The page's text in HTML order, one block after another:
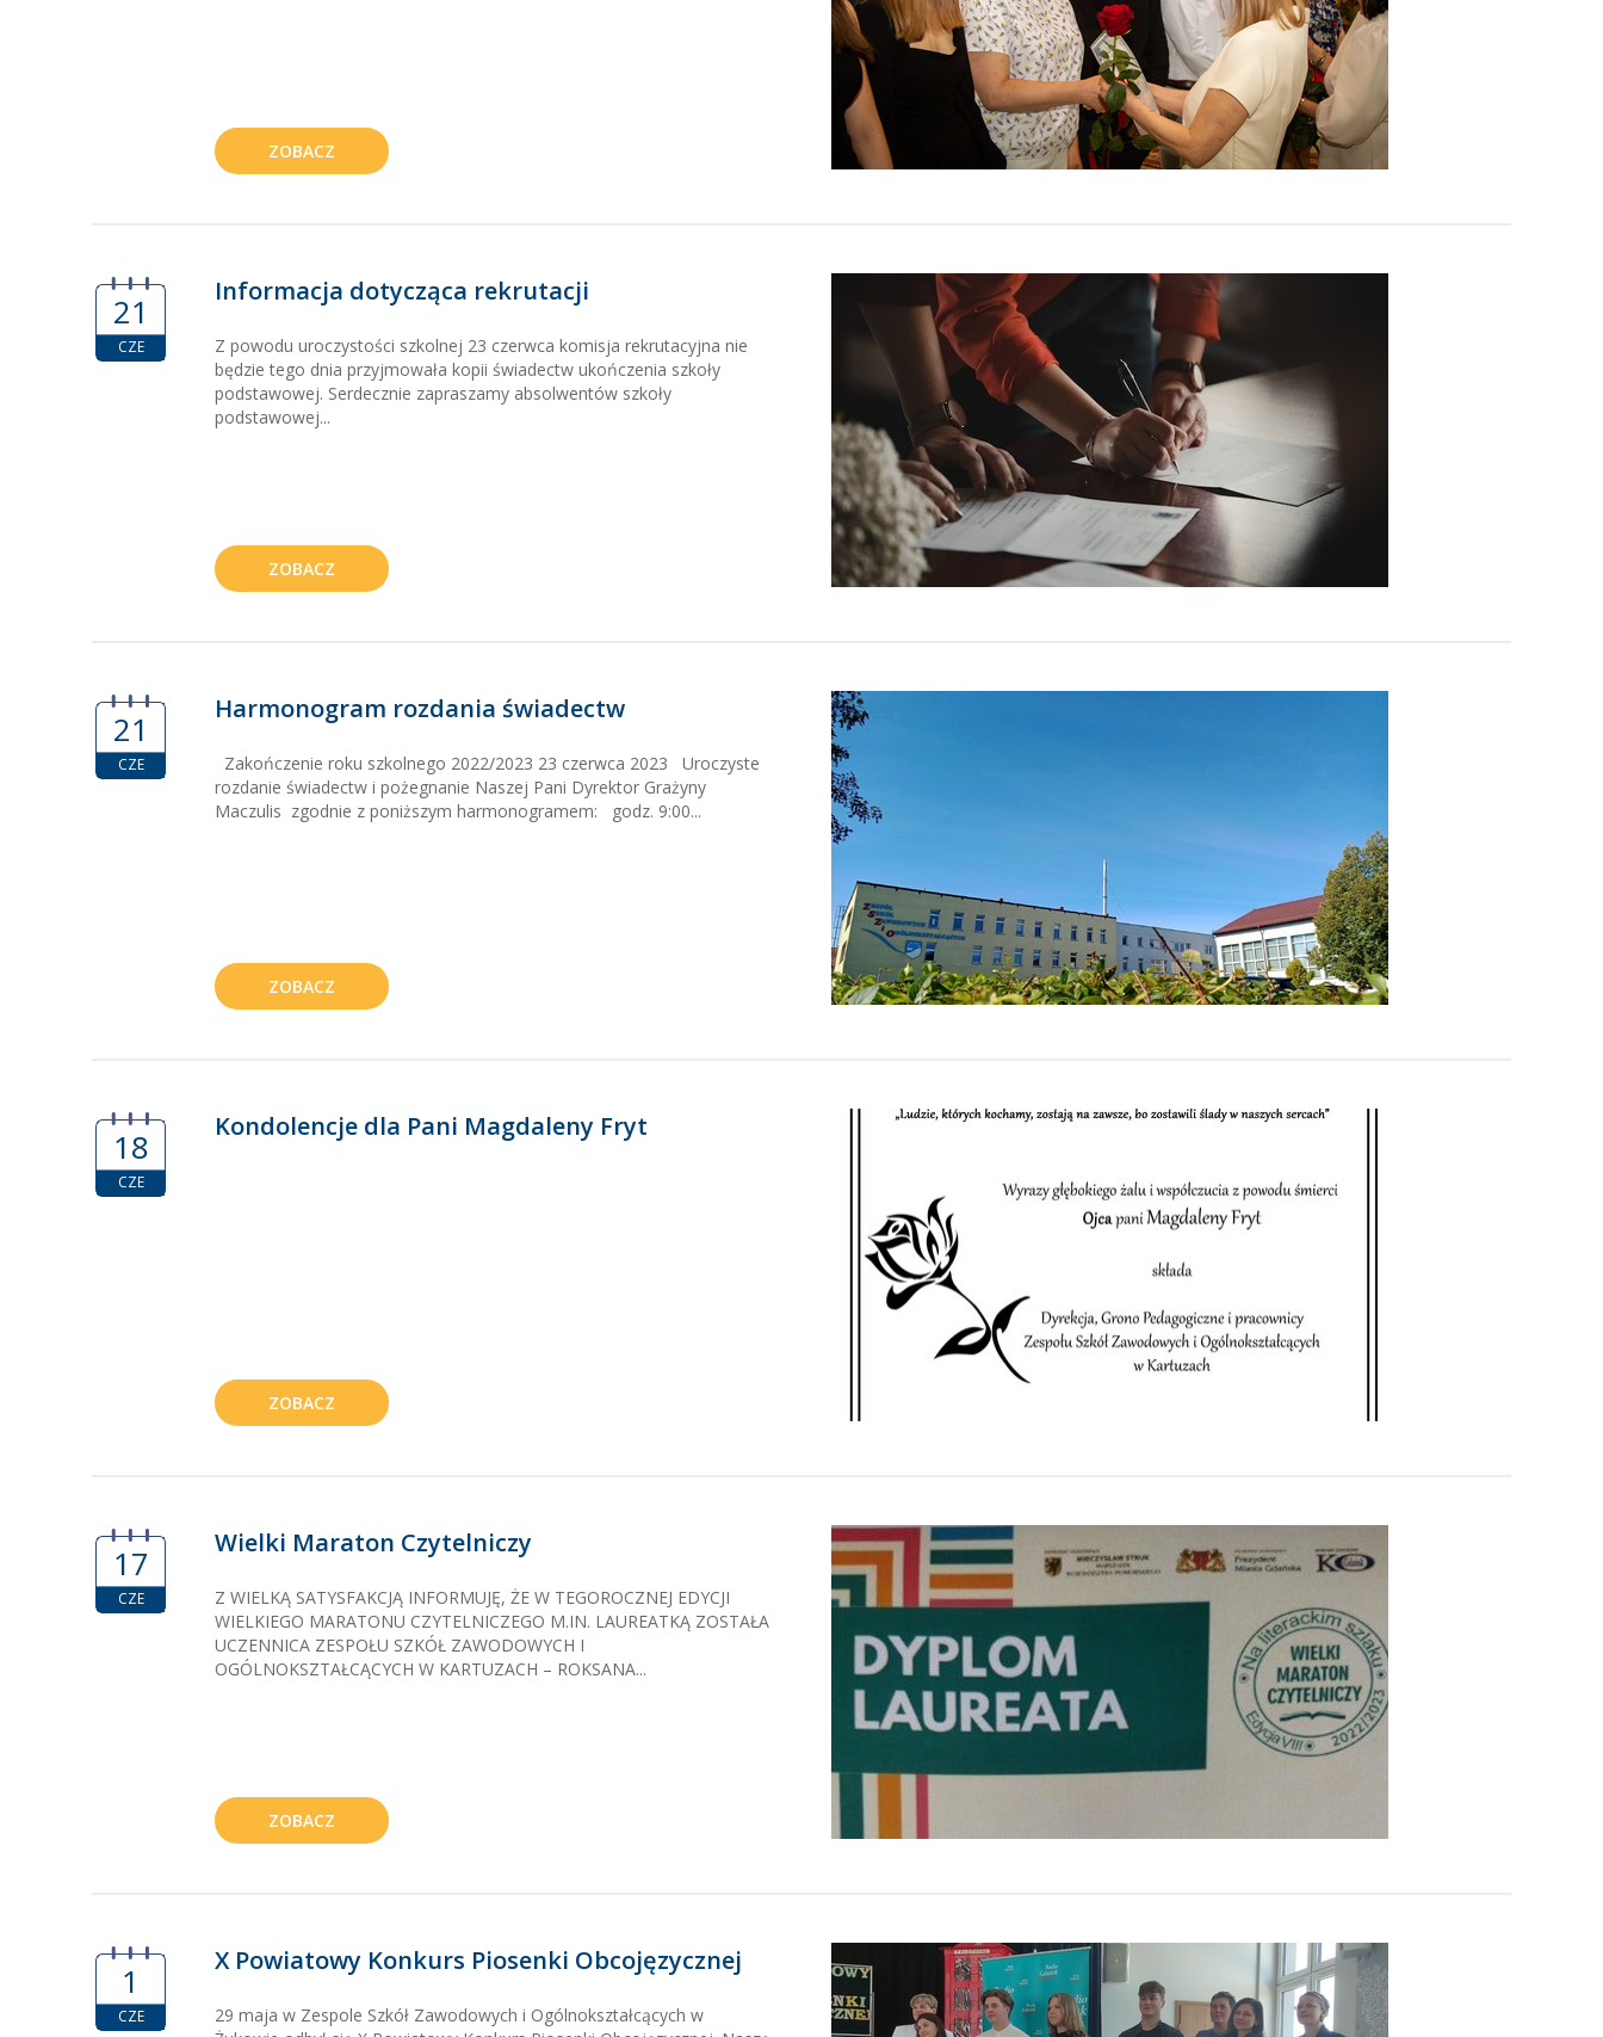
ZOBACZ
21
CZE
Informacja dotycząca rekrutacji
Z powodu uroczystości szkolnej 23 czerwca komisja rekrutacyjna nie
będzie tego dnia przyjmowała kopii świadectw ukończenia szkoły
podstawowej. Serdecznie zapraszamy absolwentów szkoły
podstawowej...
ZOBACZ
21
CZE
Harmonogram rozdania świadectw
Zakończenie roku szkolnego 2022/2023 23 czerwca 2023 Uroczyste
rozdanie świadectw i pożegnanie Naszej Pani Dyrektor Grażyny
Maczulis zgodnie z poniższym harmonogramem: godz. 9:00...
ZOBACZ
18
CZE
Kondolencje dla Pani Magdaleny Fryt
ZOBACZ
17
CZE
Wielki Maraton Czytelniczy
Z WIELKĄ SATYSFAKCJĄ INFORMUJĘ, ŻE W TEGOROCZNEJ EDYCJI
WIELKIEGO MARATONU CZYTELNICZEGO M.IN. LAUREATKĄ ZOSTAŁA
UCZENNICA ZESPOŁU SZKÓŁ ZAWODOWYCH I
OGÓLNOKSZTAŁCĄCYCH W KARTUZACH – ROKSANA...
ZOBACZ
1
CZE
X Powiatowy Konkurs Piosenki Obcojęzycznej
29 maja w Zespole Szkół Zawodowych i Ogólnokształcących w